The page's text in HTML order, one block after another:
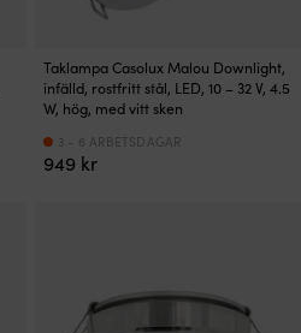
Taklampa Casolux Malou Downlight,
infälld, rostfritt stål, LED, 10 – 32 V, 4.5
W, hög, med vitt sken
949 kr
3 - 6 ARBETSDAGAR